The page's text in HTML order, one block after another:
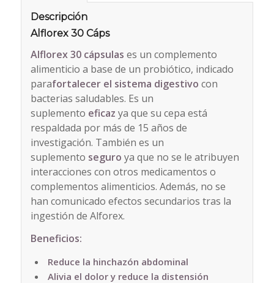
Descripción
Alflorex 30 Cáps
Alflorex 30 cápsulas es un complemento
alimenticio a base de un probiótico, indicado
parafortalecer el sistema digestivo con
bacterias saludables. Es un
suplemento eficaz ya que su cepa está
respaldada por más de 15 años de
investigación. También es un
suplemento seguro ya que no se le atribuyen
interacciones con otros medicamentos o
complementos alimenticios. Además, no se
han comunicado efectos secundarios tras la
ingestión de Alforex.
Beneficios:
Reduce la hinchazón abdominal
Alivia el dolor y reduce la distensión